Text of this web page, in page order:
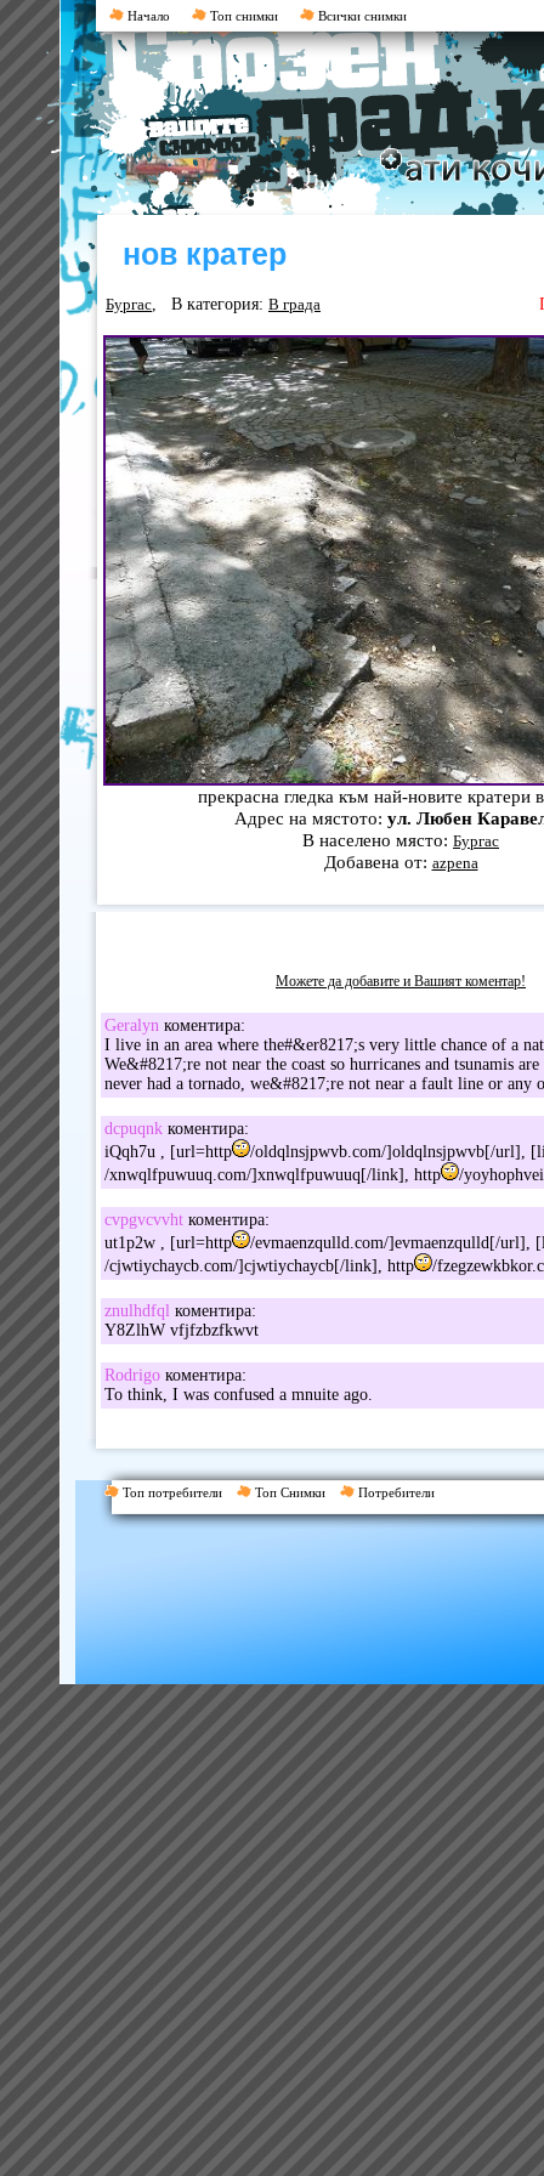
Начало Топ снимки Всички снимки
нов кратер
Бургас , В категория: В града
прекрасна гледка към най-новите кратери
Адрес на мястото: ул. Любен
В населено място: Бургас
Добавена от: azpena
Можете да добавите и Вашият коментар!
Geralynкоментира:
I live in an area where the#&er8217;s very little chance of a
We&#8217;re not near the coast so hurricanes and tsunamis
never had a tornado, we&#8217;re not near a fault line or any
dcpuqnkкоментира:
iQqh7u , [url=http
/oldqlnsjpwvb.com/]oldqlnsjpwvb[/url],
/xnwqlfpuwuuq.com/]xnwqlfpuwuuq[/link], http
/
cvpgvcvvhtкоментира:
ut1p2w , [url=http
/evmaenzqulld.com/]evmaenzqulld[/url],
/cjwtiychaycb.com/]cjwtiychaycb[/link], http
/
znulhdfqlкоментира:
Y8ZlhW vfjfzbzfkwvt
Rodrigoкоментира:
To think, I was confused a mnuite ago.
Топ потребители Топ Снимки Потребители